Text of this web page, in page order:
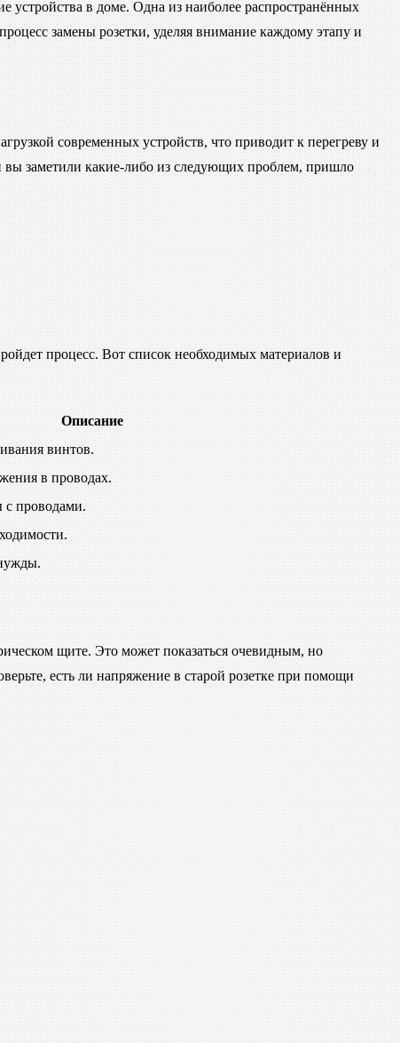
устройства в доме. Одна из наиболее распространённых
замены розетки, уделяя внимание каждому этапу и
современных устройств, что приводит к перегреву и
вы заметили какие-либо из следующих проблем, пришло
процесс. Вот список необходимых материалов и
Описание
винтов.
в проводах.
с проводами.
щите. Это может показаться очевидным, но
есть ли напряжение в старой розетке при помощи